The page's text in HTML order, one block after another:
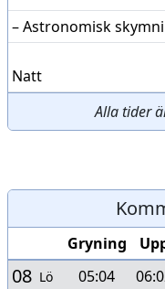
– Astronomisk
Natt
Alla tider
Gryning
08 Lö 05:04